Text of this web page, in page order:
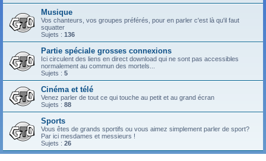
Musique
Vos chanteurs, vos groupes préférés, pour en parler c'est là qu'il faut
squatter
Sujets : 136
Partie spéciale grosses connexions
Ici circulent des liens en direct download qui ne sont pas accessibles
normalement au commun des mortels...
Sujets : 5
Cinéma et télé
Venez parler de tout ce qui touche au petit et au grand écran
Sujets : 88
Sports
Vous êtes de grands sportifs ou vous aimez simplement parler de sport?
Par ici mesdames et messieurs !
Sujets : 26